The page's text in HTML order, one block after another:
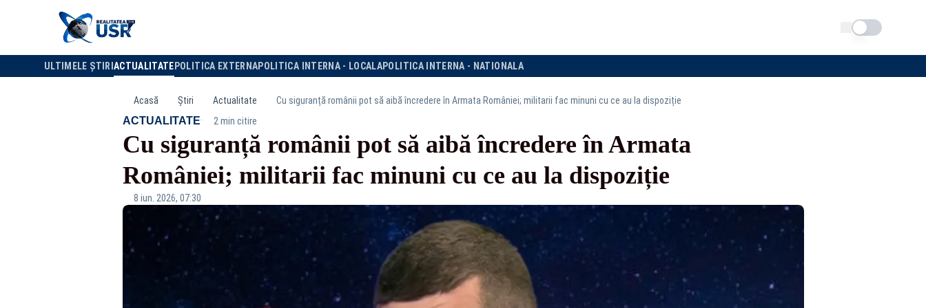
Schimba tema
ULTIMELE ȘTIRI ACTUALITATE POLITICA EXTERNAPOLITICA INTERNA - LOCALAPOLITICA INTERNA - NATIONALA
Acasă Știri Actualitate Cu siguranță românii pot să aibă încredere în Armata României; militarii fac minuni cu ce au la dispoziție
ACTUALITATE· 2 min citire
Cu siguranță românii pot să aibă încredere în Armata
României; militarii fac minuni cu ce au la dispoziție
8 iun. 2026, 07:30